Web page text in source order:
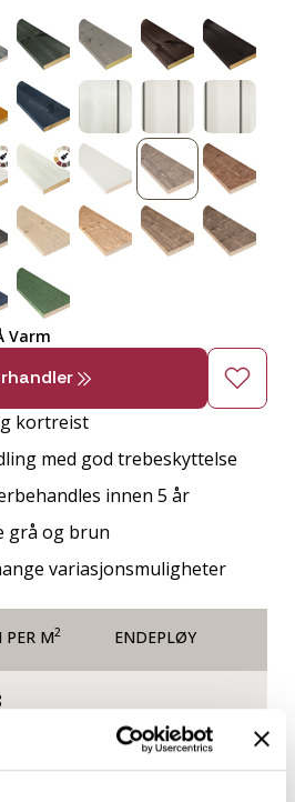
Varm
kortreist
med god trebeskyttelse
innen 5 år
grå og brun
variasjonsmuligheter
PER M2 ENDEPLØY